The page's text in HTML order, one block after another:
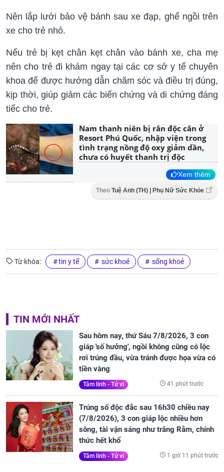
Nên lắp lưới bảo vệ bánh sau xe đạp, ghế ngồi trên
xe cho trẻ nhỏ.
Nếu trẻ bị kẹt chân kẹt chân vào bánh xe, cha mẹ
nên cho trẻ đi khám ngay tại các cơ sở y tế chuyên
khoa để được hướng dẫn chăm sóc và điều trị đúng,
kịp thời, giúp giảm các biến chứng và di chứng đáng
tiếc cho trẻ.
Nam thanh niên bị rắn độc cắn ở
Resort Phú Quốc, nhập viện trong
tình trạng nồng độ oxy giảm dần,
chưa có huyết thanh trị độc
Xem thêm
Theo Tuệ Anh (TH) | Phụ Nữ Sức Khỏe
Từ khóa: tin y tế sức khoẻ sống khoẻ
TIN MỚI NHẤT
Sau hôm nay, thứ Sáu 7/8/2026, 3 con
giáp 'số hưởng', ngồi không cũng có lộc
rơi trúng đầu, vừa tránh được họa vừa có
tiền vàng
Tâm linh - Tử vi 41 phút trước
Trúng số độc đắc sau 16h30 chiều nay
(7/8/2026), 3 con giáp lộc nhiều hơn
sông, tài vận sáng như trăng Rằm, chính
thức hết khổ
Tâm linh - Tử vi 1 giờ 11 phút trước